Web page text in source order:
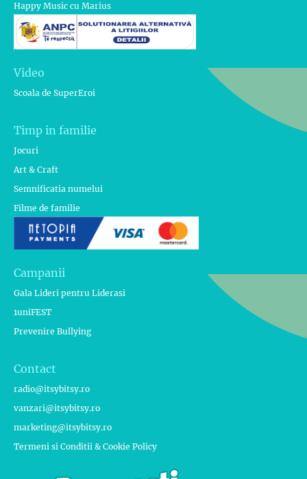
Happy Music cu Marius
Video
Scoala de SuperEroi
Timp in familie
Jocuri
Art & Craft
Semnificatia numelui
Filme de familie
Campanii
Gala Lideri pentru Liderasi
1uniFEST
Prevenire Bullying
Contact
radio@itsybitsy.ro
vanzari@itsybitsy.ro
marketing@itsybitsy.ro
Termeni si Conditii & Cookie Policy